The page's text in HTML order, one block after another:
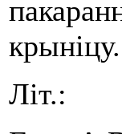
крыніцу.
Літ.: